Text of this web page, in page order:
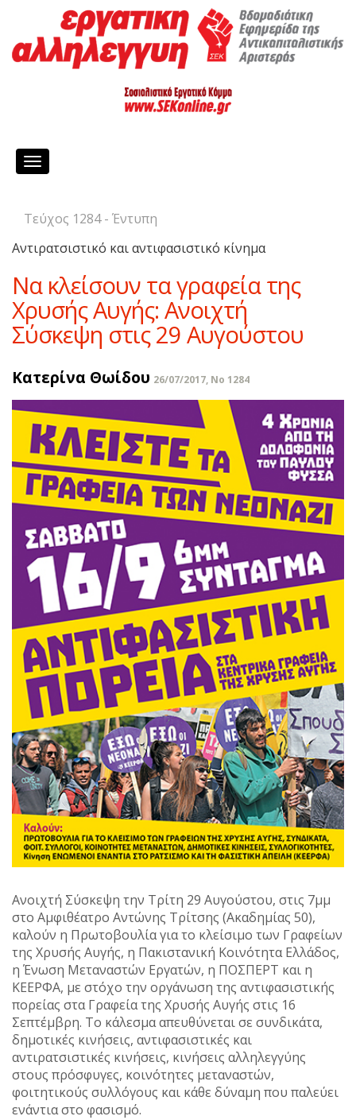
Toggle
Τεύχος 1284 - Έντυπη
Αντιρατσιστικό και αντιφασιστικό κίνημα
Να κλείσουν τα γραφεία της
Χρυσής Αυγής: Ανοιχτή
Σύσκεψη στις 29 Αυγούστου
Κατερίνα Θωίδου 26/07/2017, No 1284
Ανοιχτή Σύσκεψη την Τρίτη 29 Αυγούστου, στις 7μμ
στο Αμφιθέατρο Αντώνης Τρίτσης (Ακαδημίας 50),
καλούν η Πρωτοβουλία για το κλείσιμο των Γραφείων
της Χρυσής Αυγής, η Πακιστανική Κοινότητα Ελλάδος,
η Ένωση Μεταναστών Εργατών, η ΠΟΣΠΕΡΤ και η
ΚΕΕΡΦΑ, με στόχο την οργάνωση της αντιφασιστικής
πορείας στα Γραφεία της Χρυσής Αυγής στις 16
Σεπτέμβρη. Το κάλεσμα απευθύνεται σε συνδικάτα,
δημοτικές κινήσεις, αντιφασιστικές και
αντιρατσιστικές κινήσεις, κινήσεις αλληλεγγύης
στους πρόσφυγες, κοινότητες μεταναστών,
φοιτητικούς συλλόγους και κάθε δύναμη που παλεύει
ενάντια στο φασισμό.